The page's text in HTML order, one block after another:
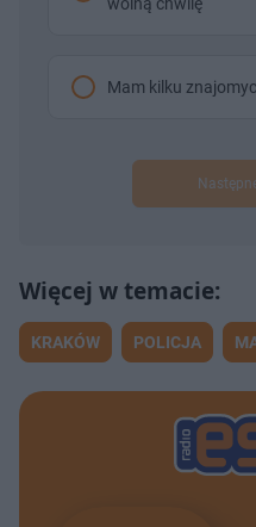
Mam kilku
KRAKÓW POLICJA